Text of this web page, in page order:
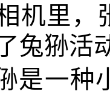
机里，
兔狲活
是一种